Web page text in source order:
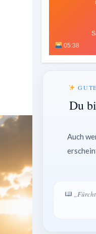
05:38
Du
Auch